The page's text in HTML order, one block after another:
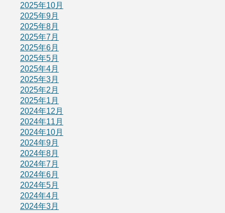
2025年10月
2025年9月
2025年8月
2025年7月
2025年6月
2025年5月
2025年4月
2025年3月
2025年2月
2025年1月
2024年12月
2024年11月
2024年10月
2024年9月
2024年8月
2024年7月
2024年6月
2024年5月
2024年4月
2024年3月